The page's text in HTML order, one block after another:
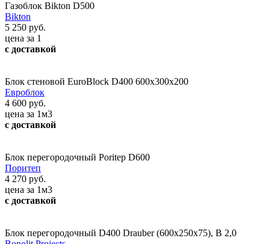
Газоблок Bikton D500
Bikton
5 250 руб.
цена за 1
с доставкой
Блок стеновой EuroBlock D400 600x300x200
Евроблок
4 600 руб.
цена за 1м3
с доставкой
Блок перегородочный Poritep D600
Поритеп
4 270 руб.
цена за 1м3
с доставкой
Блок перегородочный D400 Drauber (600х250х75), В 2,0